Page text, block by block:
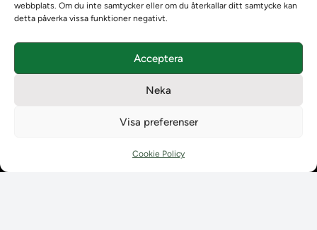
webbplats. Om du inte samtycker eller om du återkallar ditt samtycke kan
detta påverka vissa funktioner negativt.
Acceptera
Neka
Visa preferenser
Cookie Policy
Vision, strategi och produktplan
Användarkontakter
Kontaktuppgifter till lärosätenas Ladoksupport